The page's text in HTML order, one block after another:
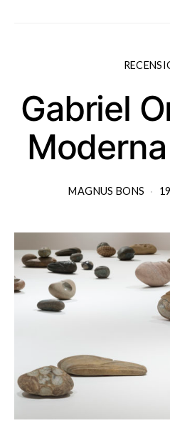
Gabriel
MAGNUS BONS